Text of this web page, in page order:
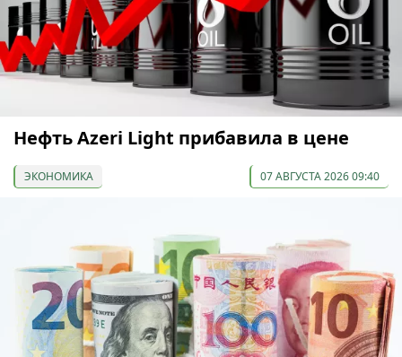
Нефть Azeri Light прибавила в цене
ЭКОНОМИКА 07 АВГУСТА 2026 09:40